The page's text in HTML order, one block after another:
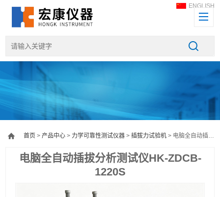
ENGLISH
首页 >产品中心 > 力学可靠性测试仪器 >插拔力试验机 > 电脑全自动插拔分析测试仪HK-ZDCB-1220S
电脑全自动插拔分析测试仪HK-ZDCB-
1220S